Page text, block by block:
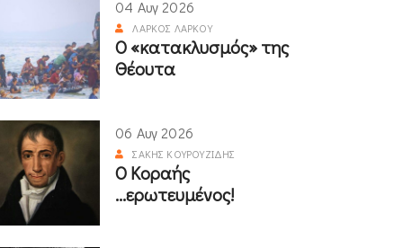
04 Αυγ 2026
ΛΆΡΚΟΣ ΛΆΡΚΟΥ
Ο «κατακλυσμός» της
Θέουτα
06 Αυγ 2026
ΣΆΚΗΣ ΚΟΥΡΟΥΖΊΔΗΣ
Ο Κοραής
...ερωτευμένος!